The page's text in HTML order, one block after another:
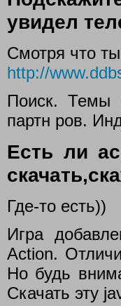
увидел
Смотря что
http://
Поиск. Темы
партн ров.
Есть ли
Где-то есть))
Игра
Action.
Но будь
Скачать эту